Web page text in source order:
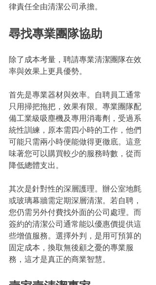
律責任全由清潔公司承擔。
尋找專業團隊協助
除了成本考量，聘請專業清潔團隊在效
率與效果上更具優勢。
首先是專業器材與效率。自聘員工通常
只用掃把拖把，效果有限。專業團隊配
備工業級吸塵機及專用消毒劑，受過系
統性訓練，原本需四小時的工作，他們
可能只需兩小時便能做得更徹底。這意
味著您可以購買較少的服務時數，從而
降低總體支出。
其次是針對性的深層護理。辦公室地氈
或玻璃幕牆需定期深層清潔。若自聘，
您仍需另外付費找外面的公司處理。而
簽約的清潔公司通常能以優惠價提供這
些增值服務。選擇外判，是用可預算的
固定成本，換取無後顧之憂的專業服
務，這才是真正的商業智慧。